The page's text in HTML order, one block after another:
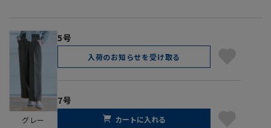
グレー
5号
入荷のお知らせを受け取る
7号
カートに入れる